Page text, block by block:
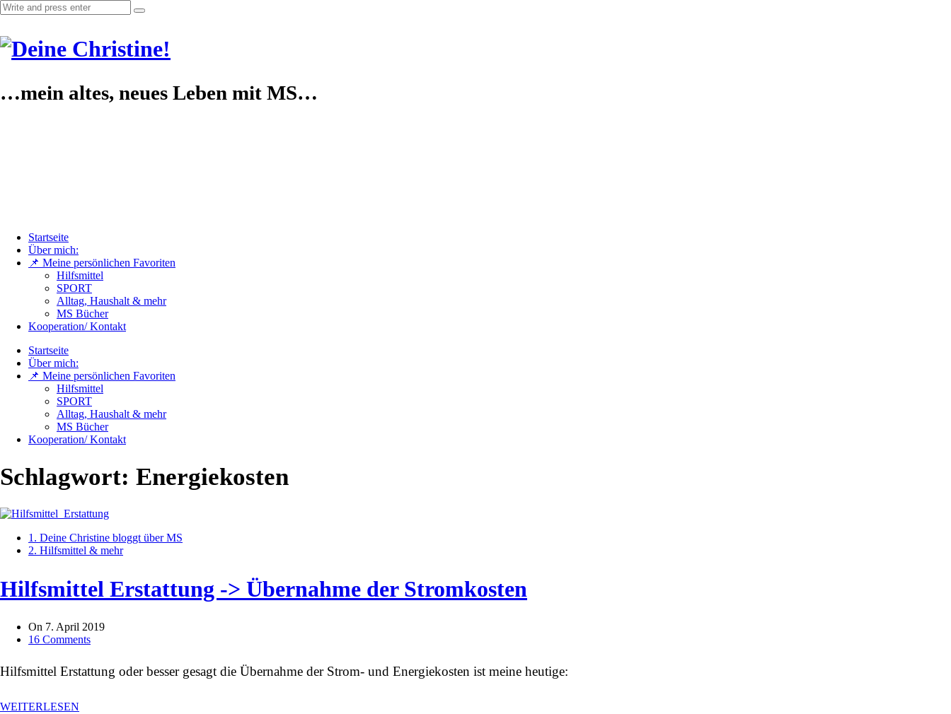
…mein altes, neues Leben mit MS…
Startseite
Über mich:
📌 Meine persönlichen Favoriten
Hilfsmittel
SPORT
Alltag, Haushalt & mehr
MS Bücher
Kooperation/ Kontakt
Startseite
Über mich:
📌 Meine persönlichen Favoriten
Hilfsmittel
SPORT
Alltag, Haushalt & mehr
MS Bücher
Kooperation/ Kontakt
Schlagwort: Energiekosten
1. Deine Christine bloggt über MS
2. Hilfsmittel & mehr
Hilfsmittel Erstattung -> Übernahme der Stromkosten
On 7. April 2019
16 Comments
Hilfsmittel Erstattung oder besser gesagt die Übernahme der Strom- und Energiekosten ist meine heutige:
WEITERLESEN